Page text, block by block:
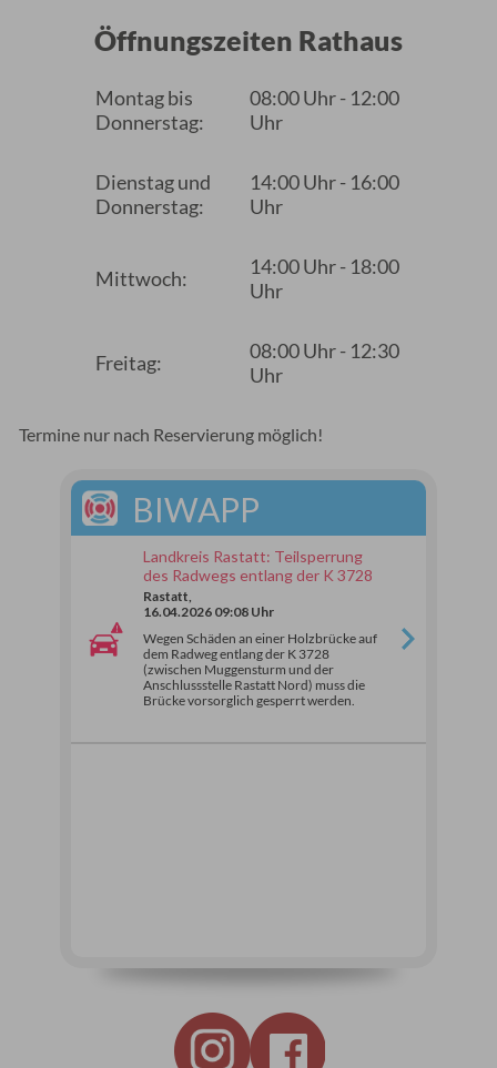
Öffnungszeiten Rathaus
Montag bis
Donnerstag:
08:00 Uhr - 12:00
Uhr
Dienstag und
Donnerstag:
14:00 Uhr - 16:00
Uhr
Mittwoch:
14:00 Uhr - 18:00
Uhr
Freitag:
08:00 Uhr - 12:30
Uhr
Termine nur nach Reservierung möglich!
BIWAPP
Landkreis Rastatt: Teilsperrung
des Radwegs entlang der K 3728
Rastatt,
16.04.2026 09:08 Uhr
Wegen Schäden an einer Holzbrücke auf
dem Radweg entlang der K 3728
(zwischen Muggensturm und der
Anschlussstelle Rastatt Nord) muss die
Brücke vorsorglich gesperrt werden.